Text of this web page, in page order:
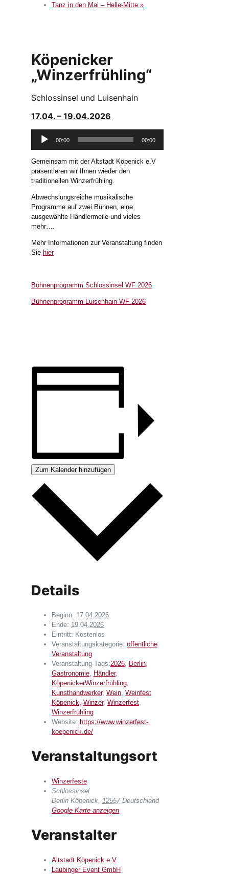
Tanz in den Mai – Helle-Mitte »
Köpenicker
„Winzerfrühling“
Schlossinsel und Luisenhain
17.04. – 19.04.2026
Audio-
Player
00:00 00:00
Gemeinsam mit der Altstadt Köpenick e.V
präsentieren wir Ihnen wieder den
traditionellen Winzerfrühling.
Abwechslungsreiche musikalische
Programme auf zwei Bühnen, eine
ausgewählte Händlermeile und vieles
mehr….
Mehr Informationen zur Veranstaltung finden
Sie hier
Bühnenprogramm Schlossinsel WF 2026
Bühnenprogramm Luisenhain WF 2026
Zum Kalender hinzufügen
Details
Beginn: 17.04.2026
Ende: 19.04.2026
Eintritt: Kostenlos
Veranstaltungskategorie: öffentliche
Veranstaltung
Veranstaltung-Tags:2026 Berlin
Gastronomie
Händler,
KöpenickerWinzerfrühling
Kunsthandwerker, Wein Weinfest
Köpenick Winzer, Winzerfest
Winzerfrühling
Website: https://www.winzerfest-
koepenick.de/
Veranstaltungsort
Winzerfeste
Schlossinsel
Berlin Köpenick
12557 Deutschland
Google Karte anzeigen
Veranstalter
Altstadt Köpenick e.V
Laubinger Event GmbH